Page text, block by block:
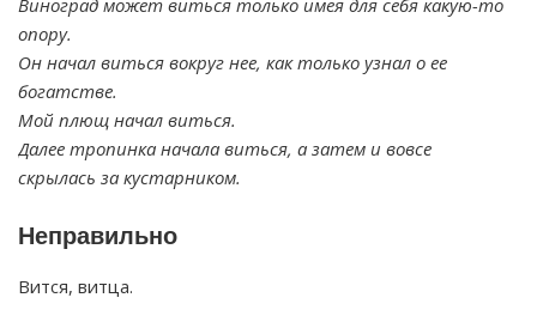
Виноград может виться только имея для себя какую-то
опору.
Он начал виться вокруг нее, как только узнал о ее
богатстве.
Мой плющ начал виться.
Далее тропинка начала виться, а затем и вовсе
скрылась за кустарником.
Неправильно
Вится, витца.